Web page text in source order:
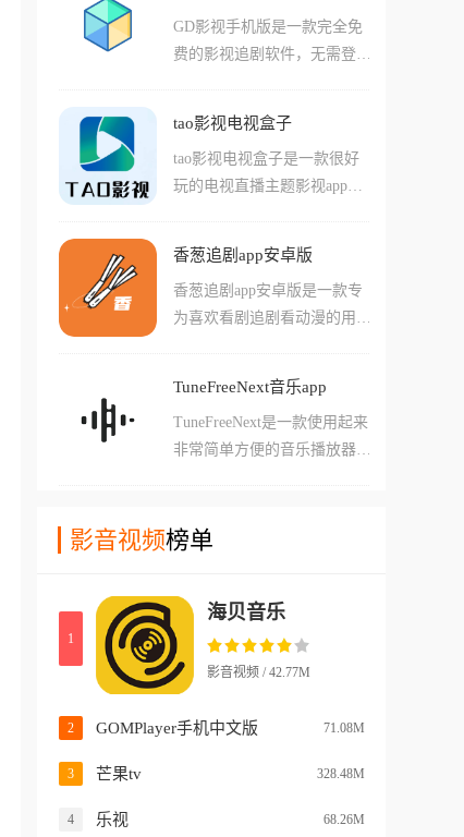
细致，更新速度快，让用户随
时随地都能畅享喜爱的动漫作
佳选择。
览器功能浏览各种页面来进行
观看！在软件中还有许多特殊
的功能等着你来体验，其中包
索工具，还有很多能够检查清
套功能！软件内置的小工具种
类繁多而且都能够发挥作用！
GD影视手机版是一款完全免
费的影视追剧软件，无需登录
源，涵盖了国内外正在热播和
已经完结的影视剧集。软件本
身纯净无广告，还聚合了多个
开会员也能观看VIP内容。界
细，更新速度和官方同步，追
剧体验相当不错。软件还支持
容投射到电视或投影设备上观
tao影视电视盒子
tao影视电视盒子是一款很好
玩的电视直播主题影视app，
集和资源，并且直接通过电视
上本软件播放的方式开始观
看！软件除开这些点播内容，
视频直播内容，用户们动动手
的直播内容，非常的方便！而
且软件视频画质清晰度也很
香葱追剧app安卓版
香葱追剧app安卓版是一款专
为喜欢看剧追剧看动漫的用户
内容，还有很多辅助功能也十
分好用，比如自动字幕匹配功
能让用户们不用费时费力寻找
容的时候实时的和其他用户进
0p到4k资源，这里都能找到！
TuneFreeNext音乐app
TuneFreeNext是一款使用起来
非常简单方便的音乐播放器工
资源来进行播放，而且在这款
式，软件能够简单的复制歌单
中的所有内容到软件中，并且
支持直接进行播放。更不要担
心其他平台会出现的歌单部分
歌曲丢失的情况，因为这款ap
影音视频榜单
1
海贝音乐
影音视频 / 42.77M
2 GOMPlayer手机中文版 71.08M
3 芒果tv 328.48M
4 乐视 68.26M